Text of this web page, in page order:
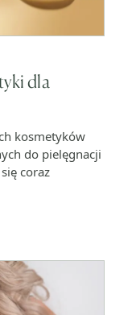
dla
kosmetyków
do pielęgnacji
coraz